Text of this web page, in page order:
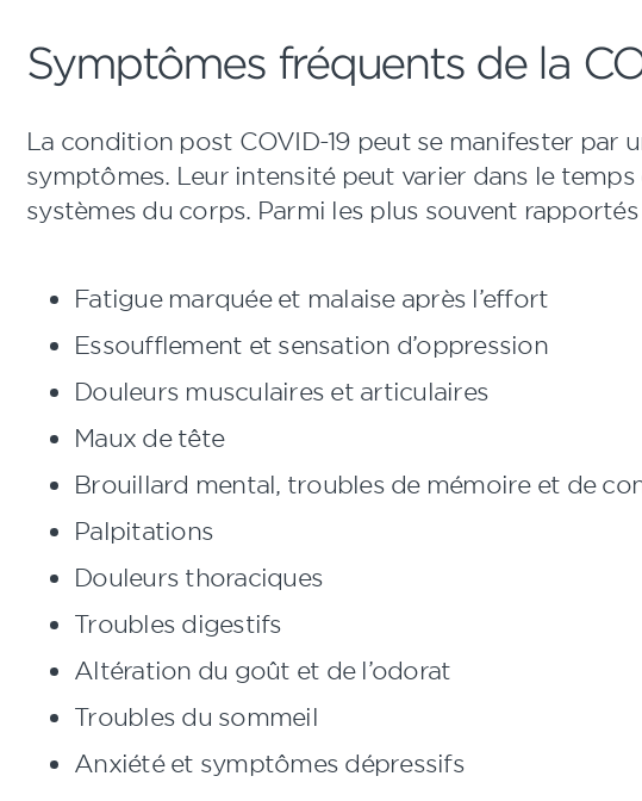
Symptômes fréquents de la
La condition post COVID-19 peut se manifester par
symptômes. Leur intensité peut varier dans le
systèmes du corps. Parmi les plus souvent rapportés
Fatigue marquée et malaise après l’effort
Essoufflement et sensation d’oppression
Douleurs musculaires et articulaires
Maux de tête
Brouillard mental, troubles de mémoire et de
Palpitations
Douleurs thoraciques
Troubles digestifs
Altération du goût et de l’odorat
Troubles du sommeil
Anxiété et symptômes dépressifs